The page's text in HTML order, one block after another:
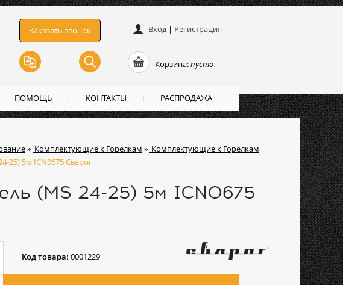
» Комплектующие к Горелкам » Комплектующие к Горелкам
25) 5м ICN0675 Сварог
(MS 24-25) 5м ICN0675
Код товара: 0001229
Вход| Регистрация
Корзина:пусто
Заказать звонок
ПОМОЩЬ КОНТАКТЫ РАСПРОДАЖА